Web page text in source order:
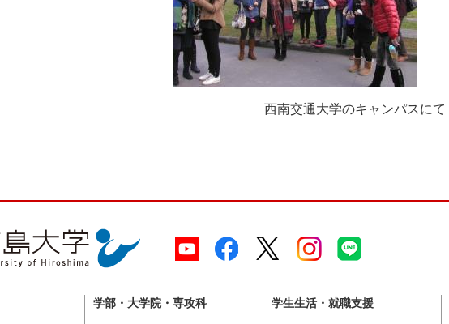
西南交通大学のキャンパスにて
学部・大学院・専攻科 学生生活・就職支援